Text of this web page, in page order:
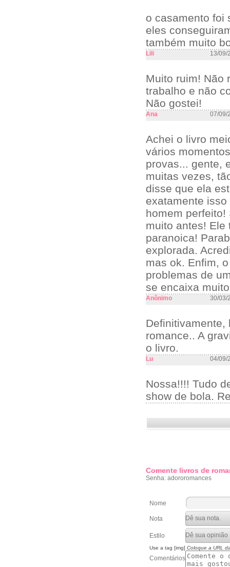
o casamento foi
eles
também muito
Lili 13/09/
Muito ruim! Não
trabalho e não
Não gostei!
Ana 07/09/
Achei o livro
vários
provas... gente,
muitas vezes,
disse que ela
exatamente
homem
muito antes! Ele
paranoica!
explorada.
mas ok. Enfim,
problemas de
se encaixa
Anônimo 30/03/
Definitivamente,
romance.. A
o livro.
Lu 04/09/
Nossa!!!! Tudo
show de bola.
Comente livros de
Senha: adororomances
Nome
Nota
Estilo
Use a tag [img] Coloque a URL
Comentários